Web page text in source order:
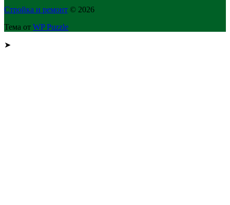
Стройка и ремонт © 2026
Тема от WP Puzzle
➤